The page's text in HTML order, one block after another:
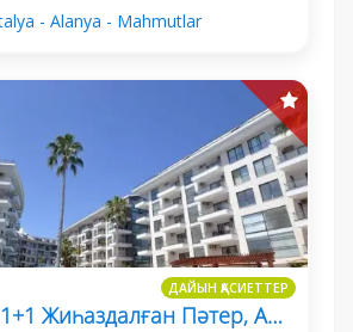
- Alanya - Mahmutlar
ДАЙЫН ҚАСИЕТТЕР
Кестелдегі 1+1 Жиһаздалған Пәтер, Aqua Residence B2